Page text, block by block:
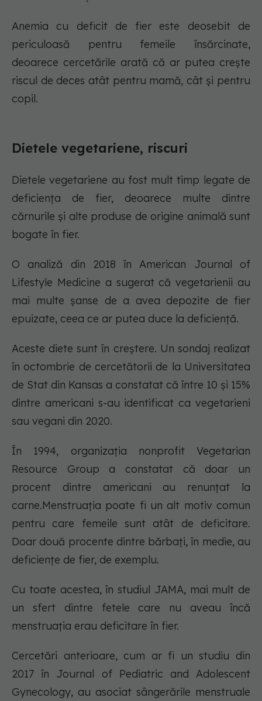
Anemia cu deficit de fier este deosebit de
periculoasă pentru femeile însărcinate,
deoarece cercetările arată că ar putea crește
riscul de deces atât pentru mamă, cât și pentru
copil.
Dietele vegetariene, riscuri
Dietele vegetariene au fost mult timp legate de
deficiența de fier, deoarece multe dintre
cărnurile și alte produse de origine animală sunt
bogate în fier.
O analiză din 2018 în American Journal of
Lifestyle Medicine a sugerat că vegetarienii au
mai multe șanse de a avea depozite de fier
epuizate, ceea ce ar putea duce la deficiență.
Aceste diete sunt în creștere. Un sondaj realizat
în octombrie de cercetătorii de la Universitatea
de Stat din Kansas a constatat că între 10 și 15%
dintre americani s-au identificat ca vegetarieni
sau vegani din 2020.
În 1994, organizația nonprofit Vegetarian
Resource Group a constatat că doar un
procent dintre americani au renunțat la
carne.Menstruația poate fi un alt motiv comun
pentru care femeile sunt atât de deficitare.
Doar două procente dintre bărbați, în medie, au
deficiențe de fier, de exemplu.
Cu toate acestea, în studiul JAMA, mai mult de
un sfert dintre fetele care nu aveau încă
menstruația erau deficitare în fier.
Cercetări anterioare, cum ar fi un studiu din
2017 în Journal of Pediatric and Adolescent
Gynecology, au asociat sângerările menstruale